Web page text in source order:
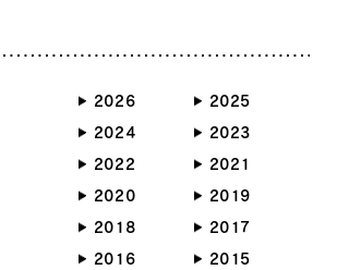
2026
2025
2024
2023
2022
2021
2020
2019
2018
2017
2016
2015